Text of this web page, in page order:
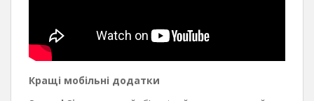
Кращі мобільні додатки